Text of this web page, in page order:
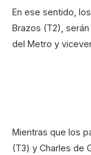
En ese sentido,
Brazos (T2),
del Metro y
Mientras que los
(T3) y Charles de